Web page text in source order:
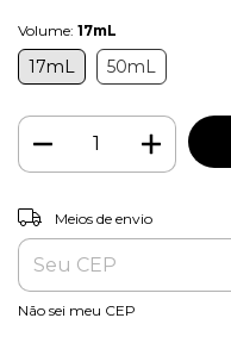
Volume: 17mL
17mL 50mL
Entregas para o CEP:
Meios de envio
Não sei meu CEP